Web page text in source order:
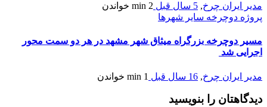
مدیر ایران چرخ, 5 سال قبل 2 min
خواندن
پروژه دوچرخه سایر شهرها
مسیر دوچرخه بزرگراه میثاق شهر مشهد در هر دو سمت محور
اجرایی شد
مدیر ایران چرخ, 16 سال قبل 1 min خواندن
دیدگاهتان را بنویسید